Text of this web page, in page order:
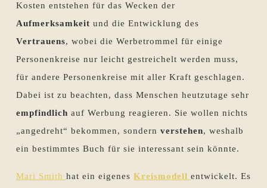
Kosten entstehen für das Wecken der
Aufmerksamkeit und die Entwicklung des
Vertrauens, wobei die Werbetrommel für einige
Personenkreise nur leicht gestreichelt werden muss,
für andere Personenkreise mit aller Kraft geschlagen.
Dabei ist zu beachten, dass Menschen heutzutage sehr
empfindlich auf Werbung reagieren. Sie wollen nichts
„angedreht“ bekommen, sondern verstehen, weshalb
ein bestimmtes Buch für sie interessant sein könnte.
Mari Smith hat ein eigenes Kreismodell entwickelt. Es